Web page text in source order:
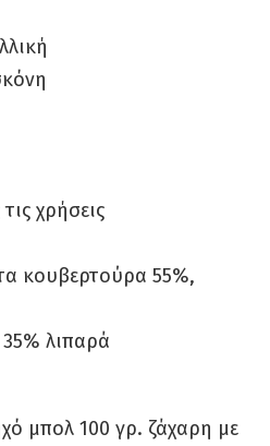
χρήσεις
κουβερτούρα 55%,
λιπαρά
μπολ 100 γρ. ζάχαρη με